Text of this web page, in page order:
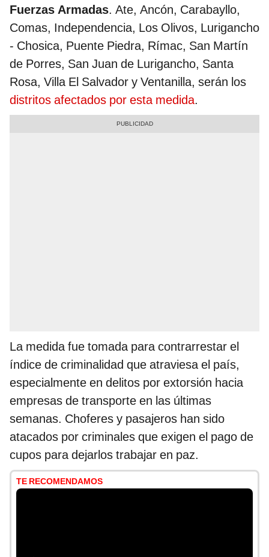
Fuerzas Armadas. Ate, Ancón, Carabayllo,
Comas, Independencia, Los Olivos, Lurigancho
- Chosica, Puente Piedra, Rímac, San Martín
de Porres, San Juan de Lurigancho, Santa
Rosa, Villa El Salvador y Ventanilla, serán los
distritos afectados por esta medida.
La medida fue tomada para contrarrestar el
índice de criminalidad que atraviesa el país,
especialmente en delitos por extorsión hacia
empresas de transporte en las últimas
semanas. Choferes y pasajeros han sido
atacados por criminales que exigen el pago de
cupos para dejarlos trabajar en paz.
TE RECOMENDAMOS